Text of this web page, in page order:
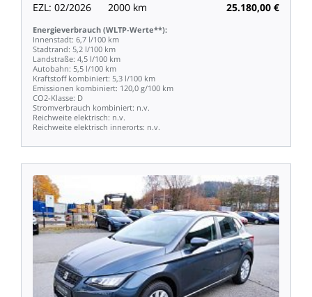
EZL: 02/2026 2000 km 25.180,00 €
Energieverbrauch (WLTP-Werte**):
Innenstadt: 6,7 l/100 km
Stadtrand: 5,2 l/100 km
Landstraße: 4,5 l/100 km
Autobahn: 5,5 l/100 km
Kraftstoff kombiniert: 5,3 l/100 km
Emissionen kombiniert: 120,0 g/100 km
CO2-Klasse: D
Stromverbrauch kombiniert: n.v.
Reichweite elektrisch: n.v.
Reichweite elektrisch innerorts: n.v.